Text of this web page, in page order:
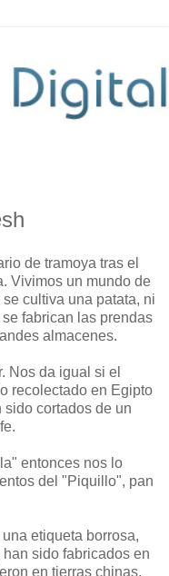
de tramoya tras el
Vivimos un mundo de
cultiva una patata, ni
fabrican las prendas
almacenes.
Nos da igual si el
recolectado en Egipto
cortados de un
entonces nos lo
del "Piquillo", pan
etiqueta borrosa,
sido fabricados en
en tierras chinas.